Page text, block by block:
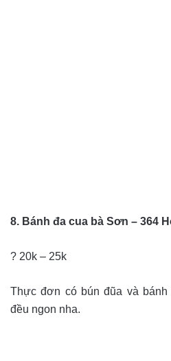
8. Bánh đa cua bà Sơn – 364
? 20k – 25k
Thực đơn có bún đũa và
đều ngon nha.